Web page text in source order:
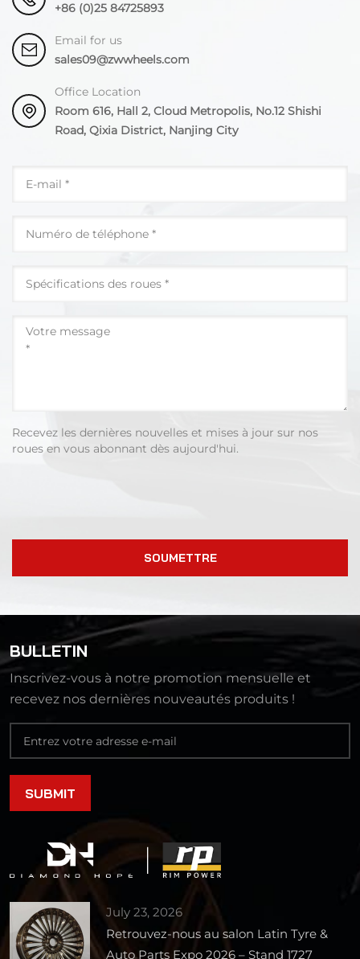
+86 (0)25 84725893
Email for us
sales09@zwwheels.com
Office Location
Room 616, Hall 2, Cloud Metropolis, No.12 Shishi
Road, Qixia District, Nanjing City
Recevez les dernières nouvelles et mises à jour sur nos
roues en vous abonnant dès aujourd'hui.
SOUMETTRE
BULLETIN
Inscrivez-vous à notre promotion mensuelle et
recevez nos dernières nouveautés produits !
July 23, 2026
Retrouvez-nous au salon Latin Tyre &
Auto Parts Expo 2026 – Stand 1727